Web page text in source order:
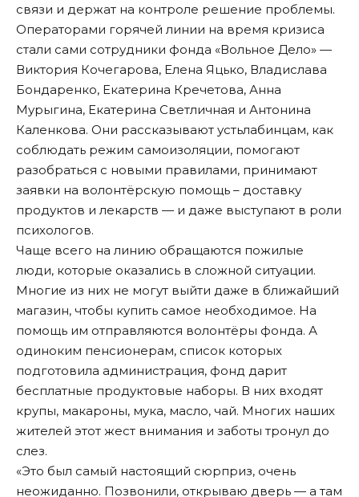
связи и держат на контроле решение проблемы.
Операторами горячей линии на время кризиса
стали сами сотрудники фонда «Вольное Дело» —
Виктория Кочегарова, Елена Яцько, Владислава
Бондаренко, Екатерина Кречетова, Анна
Мурыгина, Екатерина Светличная и Антонина
Каленкова. Они рассказывают устьлабинцам, как
соблюдать режим самоизоляции, помогают
разобраться с новыми правилами, принимают
заявки на волонтёрскую помощь – доставку
продуктов и лекарств — и даже выступают в роли
психологов.
Чаще всего на линию обращаются пожилые
люди, которые оказались в сложной ситуации.
Многие из них не могут выйти даже в ближайший
магазин, чтобы купить самое необходимое. На
помощь им отправляются волонтёры фонда. А
одиноким пенсионерам, список которых
подготовила администрация, фонд дарит
бесплатные продуктовые наборы. В них входят
крупы, макароны, мука, масло, чай. Многих наших
жителей этот жест внимания и заботы тронул до
слез.
«Это был самый настоящий сюрприз, очень
неожиданно. Позвонили, открываю дверь — а там